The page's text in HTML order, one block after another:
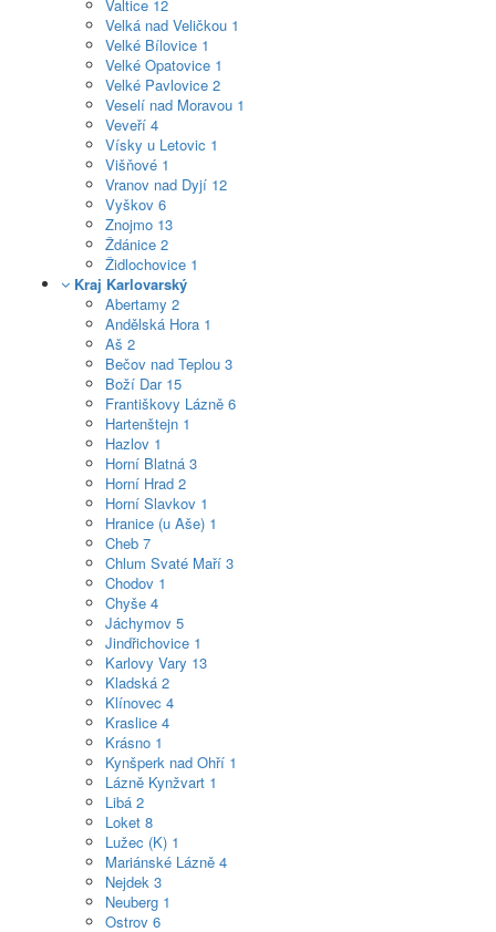
Valtice 12
Velká nad Veličkou 1
Velké Bílovice 1
Velké Opatovice 1
Velké Pavlovice 2
Veselí nad Moravou 1
Veveří 4
Vísky u Letovic 1
Višňové 1
Vranov nad Dyjí 12
Vyškov 6
Znojmo 13
Ždánice 2
Židlochovice 1
Kraj Karlovarský
Abertamy 2
Andělská Hora 1
Aš 2
Bečov nad Teplou 3
Boží Dar 15
Františkovy Lázně 6
Hartenštejn 1
Hazlov 1
Horní Blatná 3
Horní Hrad 2
Horní Slavkov 1
Hranice (u Aše) 1
Cheb 7
Chlum Svaté Maří 3
Chodov 1
Chyše 4
Jáchymov 5
Jindřichovice 1
Karlovy Vary 13
Kladská 2
Klínovec 4
Kraslice 4
Krásno 1
Kynšperk nad Ohří 1
Lázně Kynžvart 1
Libá 2
Loket 8
Lužec (K) 1
Mariánské Lázně 4
Nejdek 3
Neuberg 1
Ostrov 6